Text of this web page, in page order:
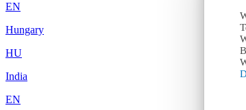
EN
Hungary
HU
India
EN